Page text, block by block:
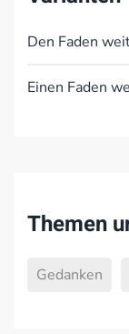
Den Faden
Einen Faden
Themen
Gedanken